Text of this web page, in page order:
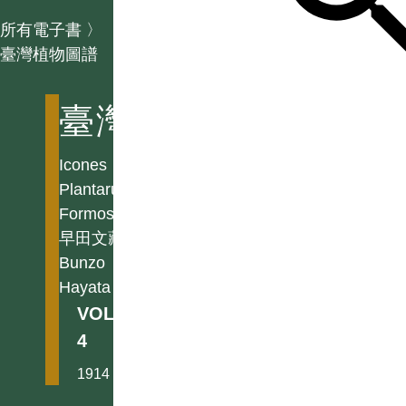
所有電子書 〉
臺灣植物圖譜
臺灣植物圖譜
Icones
Plantarum
Formosanarum
早田文藏
Bunzo
Hayata
VOL.
4
1914